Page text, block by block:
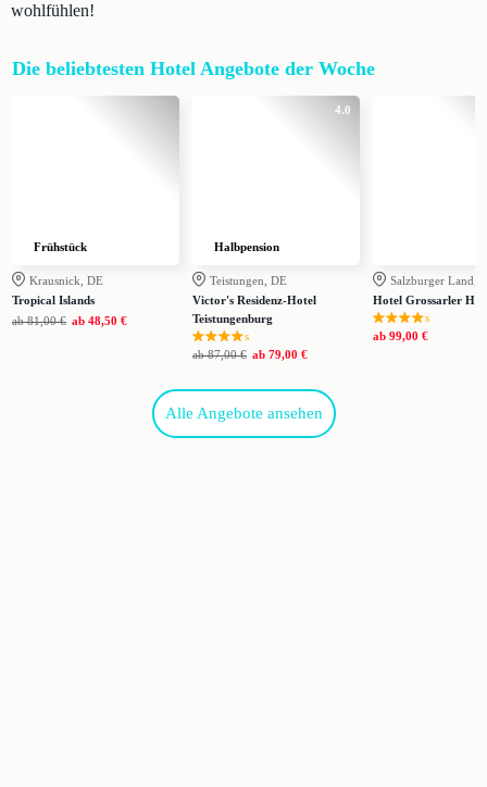
wohlfühlen!
Die beliebtesten Hotel Angebote der Woche
Frühstück
Krausnick, DE
Tropical Islands
ab 81,00 € ab 48,50 €
4.0
Halbpension
Teistungen, DE
Victor's Residenz-Hotel
Teistungenburg
s
ab 87,00 € ab 79,00 €
Salzburger Land,
Hotel Grossarler Hof
s
ab 99,00 €
Alle Angebote ansehen